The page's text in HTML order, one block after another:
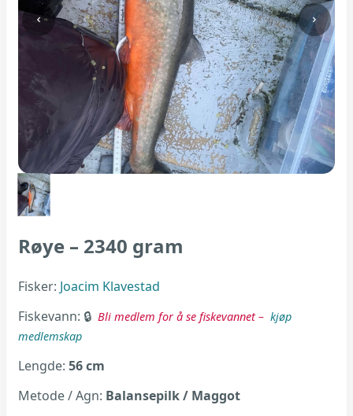
Røye – 2340 gram
Fisker: Joacim Klavestad
Fiskevann:
Bli medlem for å se fiskevannet – kjøp
medlemskap
Lengde: 56 cm
Metode / Agn: Balansepilk / Maggot